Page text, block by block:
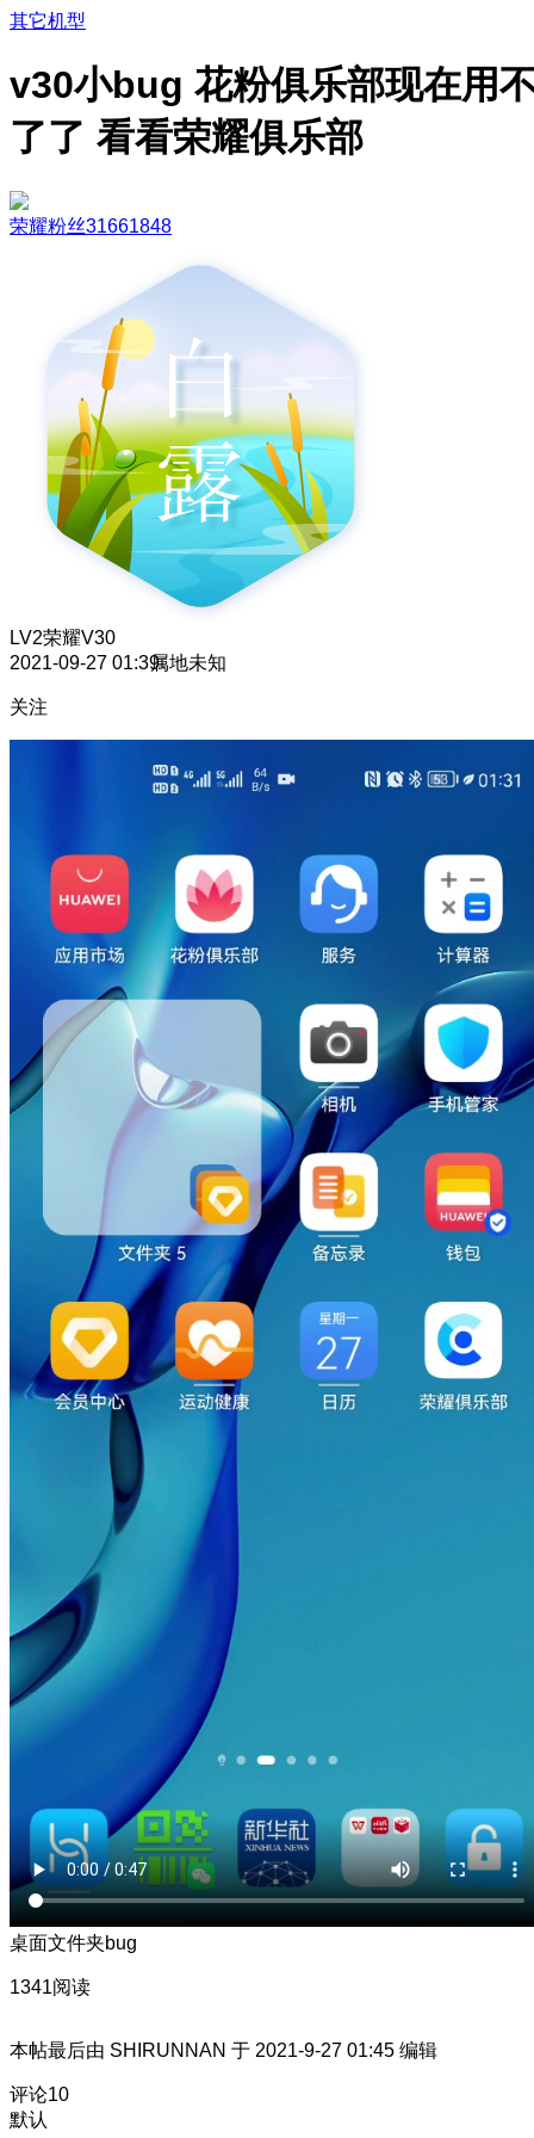
其它机型
v30小bug 花粉俱乐部现在用
了了 看看荣耀俱乐部
荣耀粉丝31661848
LV2荣耀V30
2021-09-27 01:39属地未知
关注
桌面文件夹bug
1341阅读
本帖最后由 SHIRUNNAN 于 2021-9-27 01:45 编辑
评论10
默认